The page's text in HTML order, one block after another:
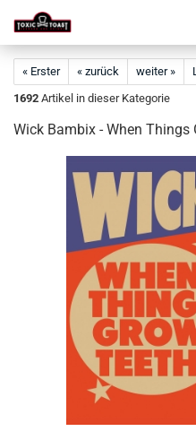
« Erster « zurück weiter »
1692 Artikel in dieser Kategorie
Wick Bambix - When Things